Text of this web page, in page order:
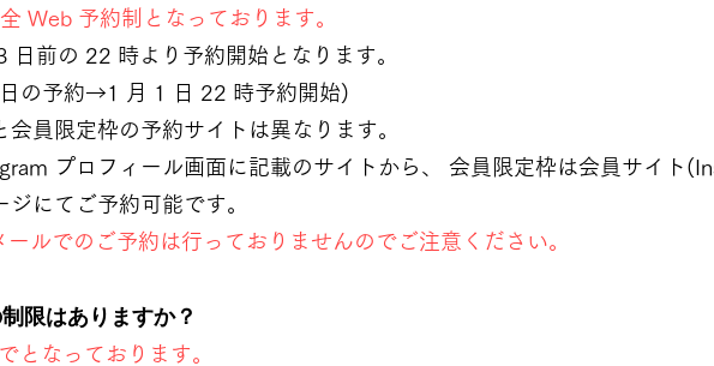
Web 予約制となっております。
日前の 22 時より予約開始となります。
の予約→1 月 1 日 22 時予約開始)
会員限定枠の予約サイトは異なります。
プロフィール画面に記載のサイトから、 会員限定枠は会員サイト
ジにてご予約可能です。
ールでのご予約は行っておりませんのでご注意ください。
限はありますか？
となっております。